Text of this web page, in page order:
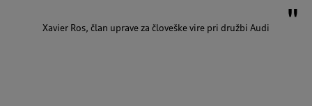
"
Xavier Ros, član uprave za človeške vire pri družbi Audi